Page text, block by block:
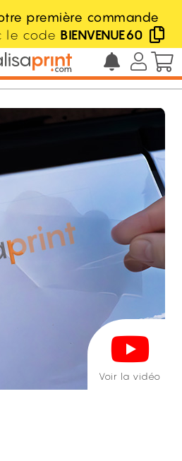
première commande
le code BIENVENUE60
/ Sticker transfert
Voir la vidéo